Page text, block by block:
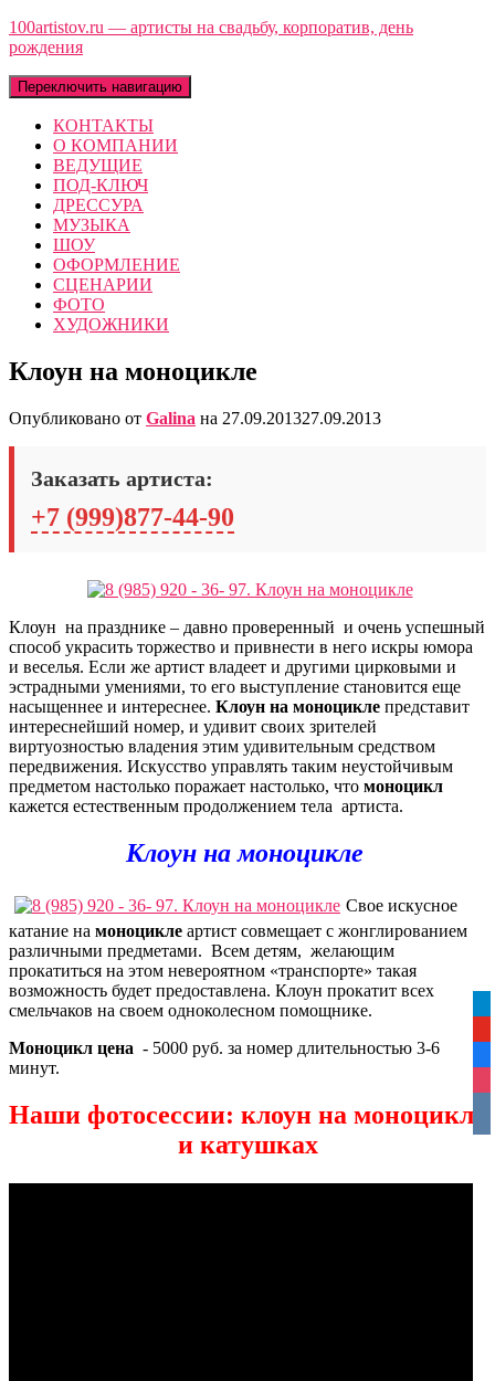
100artistov.ru — артисты на свадьбу, корпоратив, день
рождения
Переключить навигацию
КОНТАКТЫ
О КОМПАНИИ
ВЕДУЩИЕ
ПОД-КЛЮЧ
ДРЕССУРА
МУЗЫКА
ШОУ
ОФОРМЛЕНИЕ
СЦЕНАРИИ
ФОТО
ХУДОЖНИКИ
Клоун на моноцикле
Опубликовано от Galina на 27.09.201327.09.2013
Заказать артиста:
+7 (999)877-44-90
Клоун на празднике – давно проверенный и очень успешный
способ украсить торжество и привнести в него искры юмора
и веселья. Если же артист владеет и другими цирковыми и
эстрадными умениями, то его выступление становится еще
насыщеннее и интереснее. Клоун на моноцикле представит
интереснейший номер, и удивит своих зрителей
виртуозностью владения этим удивительным средством
передвижения. Искусство управлять таким неустойчивым
предметом настолько поражает настолько, что моноцикл
кажется естественным продолжением тела артиста.
Клоун на моноцикле
Свое искусное
катание на моноцикле артист совмещает с жонглированием
различными предметами. Всем детям, желающим
прокатиться на этом невероятном «транспорте» такая
возможность будет предоставлена. Клоун прокатит всех
смельчаков на своем одноколесном помощнике.
Моноцикл цена - 5000 руб. за номер длительностью 3-6
минут.
Наши фотосессии: клоун на моноцикле
и катушках